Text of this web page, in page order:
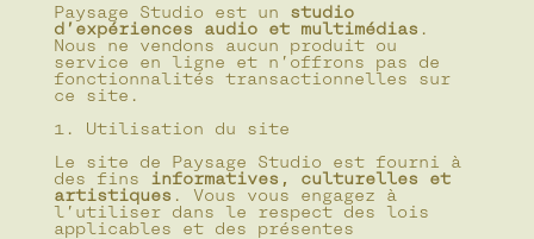
Paysage Studio est un studio
d’expériences audio et multimédias .
Nous ne vendons aucun produit ou
service en ligne et n’offrons pas de
fonctionnalités transactionnelles sur
ce site.
1. Utilisation du site
Le site de Paysage Studio est fourni à
des fins informatives, culturelles et
artistiques . Vous vous engagez à
l’utiliser dans le respect des lois
applicables et des présentes